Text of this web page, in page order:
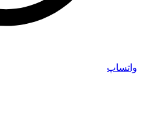
واتساپ